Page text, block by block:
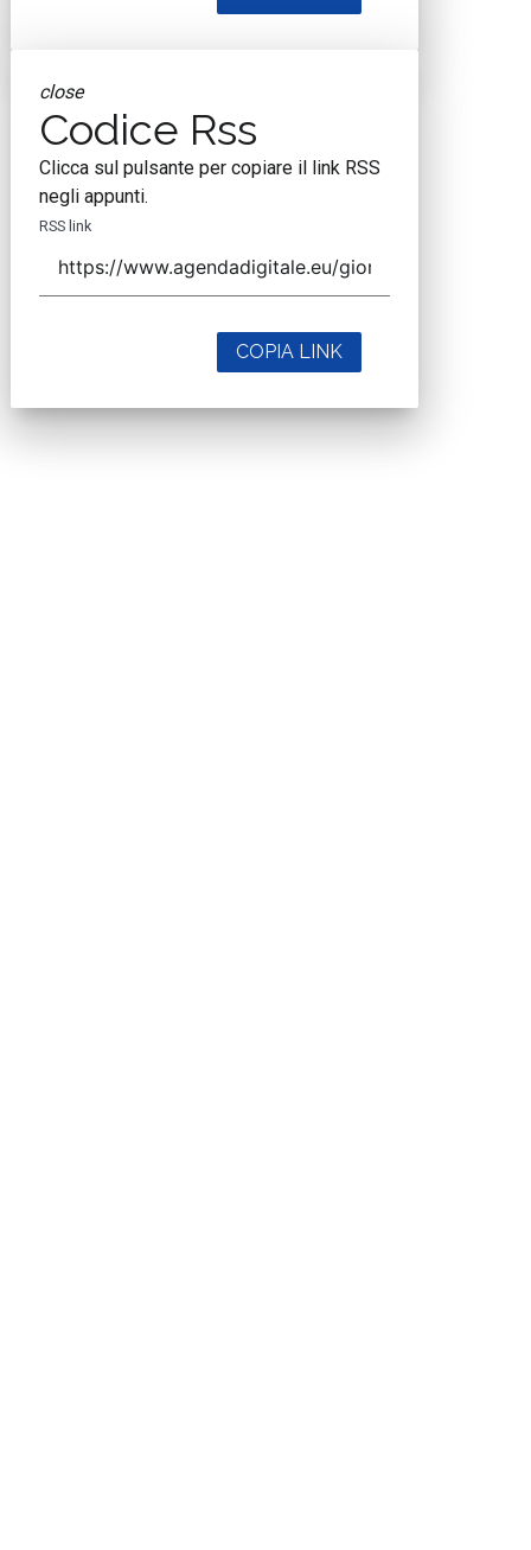
close
Codice Rss
Clicca sul pulsante per copiare il link RSS
negli appunti.
RSS link
COPIA LINK